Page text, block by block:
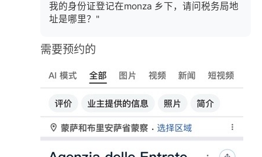
我的身份证登记在monza 乡下，请问税务局地
址是哪里？"
需要预约的